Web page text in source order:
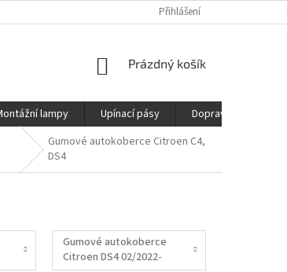
DOPRAVAPřihlášení
NÁKUPNÍ
Prázdný košík
lampy Upínací pásy Doprava
Gumové autokoberce Citroen C4,
DS4
Gumové autokoberce
Citroen DS4 02/2022-